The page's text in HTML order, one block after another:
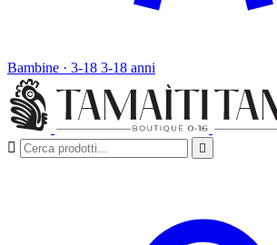
Bambine · 3-18 3-18 anni
 